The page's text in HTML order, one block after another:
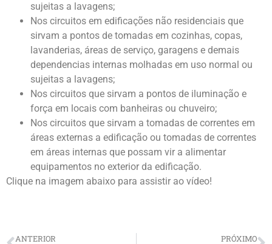
sujeitas a lavagens;
Nos circuitos em edificações não residenciais que
sirvam a pontos de tomadas em cozinhas, copas,
lavanderias, áreas de serviço, garagens e demais
dependencias internas molhadas em uso normal ou
sujeitas a lavagens;
Nos circuitos que sirvam a pontos de iluminação e
força em locais com banheiras ou chuveiro;
Nos circuitos que sirvam a tomadas de correntes em
áreas externas a edificação ou tomadas de correntes
em áreas internas que possam vir a alimentar
equipamentos no exterior da edificação.
Clique na imagem abaixo para assistir ao vídeo!
ANTERIOR PRÓXIMO